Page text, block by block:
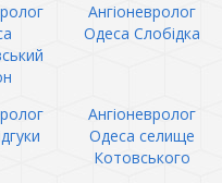
Ангіоневролог
Одеса Слобідка
Ангіоневролог
Одеса селище
Котовського